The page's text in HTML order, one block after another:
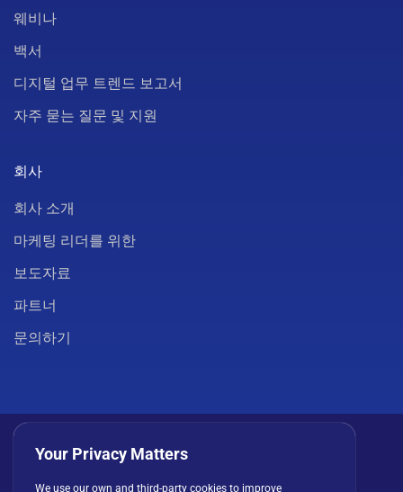
웨비나
백서
디지털 업무 트렌드 보고서
자주 묻는 질문 및 지원
회사
회사 소개
마케팅 리더를 위한
보도자료
파트너
문의하기
Your Privacy Matters
We use our own and third-party cookies to improve